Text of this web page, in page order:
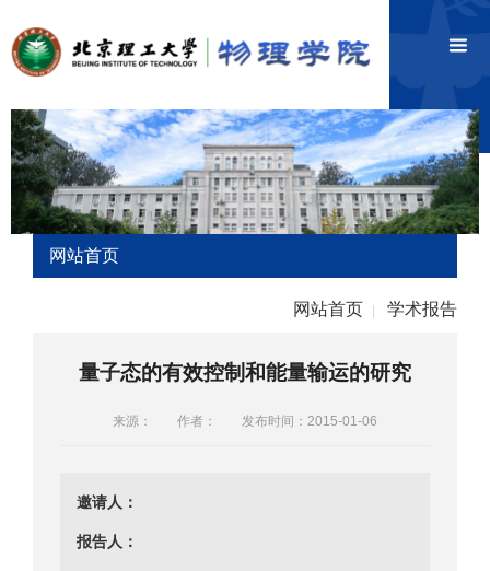
网站首页
网站首页 学术报告
量子态的有效控制和能量输运的研究
来源： 作者： 发布时间：2015-01-06
邀请人：
报告人：